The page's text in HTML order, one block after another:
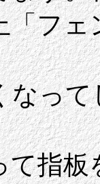
「フェ
なっ
て指板